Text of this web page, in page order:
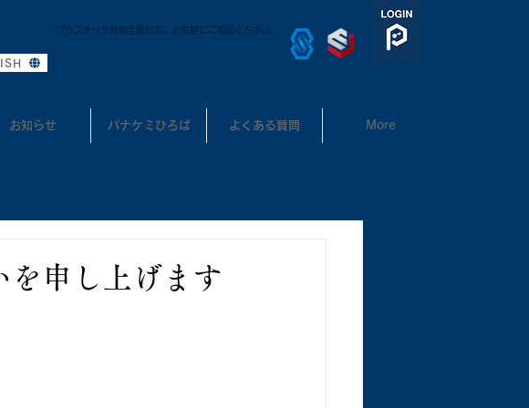
プラスチック買取全国対応。お気軽にご相談ください。
お知らせ パナケミひろば よくある質問 More
を申し上げます